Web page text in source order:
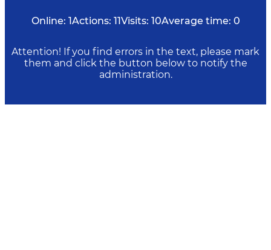
Online: 1Actions: 11Visits: 10Average time: 0
Attention! If you find errors in the text, please mark
them and click the button below to notify the
administration.